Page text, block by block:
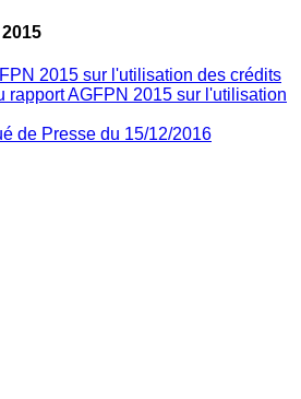
2015 sur l'utilisation des crédits
rapport AGFPN 2015 sur l'utilisation
de Presse du 15/12/2016